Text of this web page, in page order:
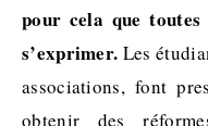
pour cela que
s’exprimer. Les
associations, font
obtenir des